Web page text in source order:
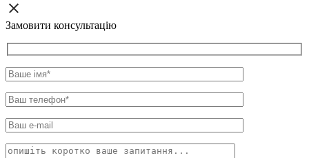
Замовити консультацію